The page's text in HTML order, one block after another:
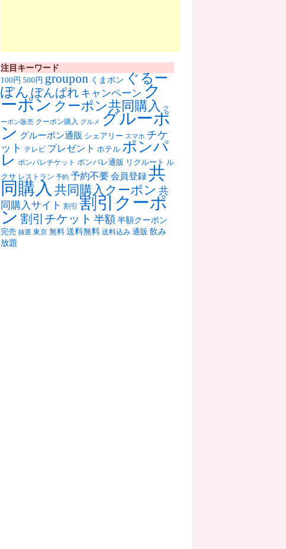
注目キーワード
100円 500円 groupon くまポン ぐるー
ぽん ぽんぱれ キャンペーン ク
ーポン クーポン共同購入 ク
ーポン販売 クーポン購入 グルメ グルーポ
ン グルーポン通販 シェアリー スマホ チケ
ット テレビ プレゼント ホテル ポンパ
レ ポンパレチケット ポンパレ通販 リクルート ル
クサ レストラン 予約 予約不要会員登録共
同購入 共同購入クーポン 共
同購入サイト 割引 割引クーポ
ン 割引チケット 半額 半額クーポン
完売 抽選 東京 無料 送料無料 送料込み 通販 飲み
放題